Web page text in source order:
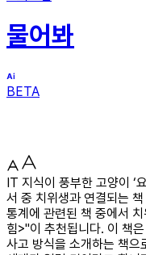
물어봐
BETA
IT 지식이 풍부한 고양이 ‘
서 중 치위생과 연결되는
통계에 관련된 책 중에서
힘>"이 추천됩니다. 이 책
사고 방식을 소개하는 책으